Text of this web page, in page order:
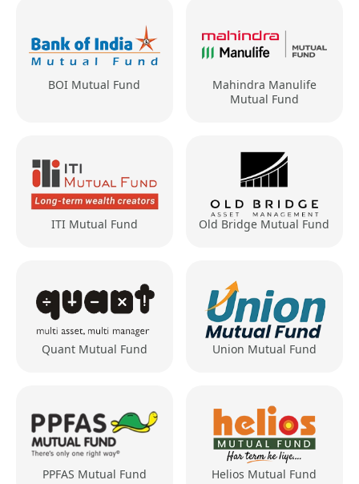
BOI Mutual Fund
Mahindra Manulife
Mutual Fund
ITI Mutual Fund Old Bridge Mutual Fund
Quant Mutual Fund Union Mutual Fund
PPFAS Mutual Fund Helios Mutual Fund